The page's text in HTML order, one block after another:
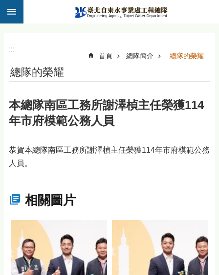
跳到主要內容區塊
:::
首頁 總隊簡介 總隊的榮耀
總隊的榮耀
本總隊南區工務所謝澤楨主任榮獲114
年市府模範公務人員
恭賀本總隊南區工務所謝澤楨主任榮獲114年市府模範公務
人員。
相關圖片